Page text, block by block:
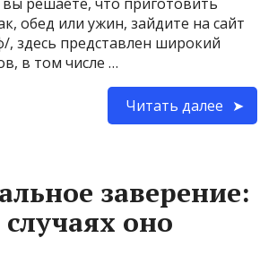
обед или ужин, зайдите на сайт
, здесь представлен широкий
в том числе …
Читать далее
заверение:
оно